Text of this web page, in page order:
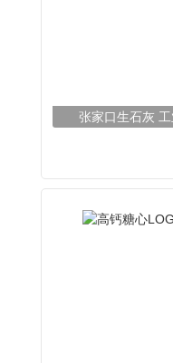
张家口生石灰